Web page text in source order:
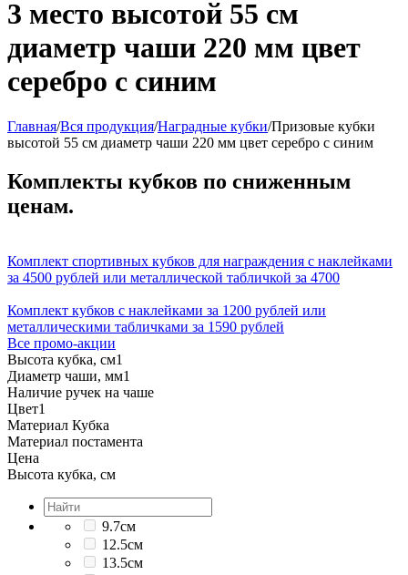
3 место высотой 55 см
диаметр чаши 220 мм цвет
серебро с синим
Главная/Вся продукция/Наградные кубки/Призовые кубки
высотой 55 см диаметр чаши 220 мм цвет серебро с синим
Комплекты кубков по сниженным
ценам.
Комплект спортивных кубков для награждения с наклейками
за 4500 рублей или металлической табличкой за 4700
Комплект кубков с наклейками за 1200 рублей или
металлическими табличками за 1590 рублей
Все промо-акции
Высота кубка, см1
Диаметр чаши, мм1
Наличие ручек на чаше
Цвет1
Материал Кубка
Материал постамента
Цена
Высота кубка, см
9.7см
12.5см
13.5см